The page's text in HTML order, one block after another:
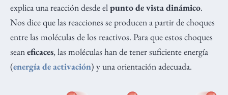
explica una reacción desde elpunto de vista dinámico.
Nos dice que las reacciones se producen a partir de choques
entre las moléculas de los reactivos. Para que estos choques
seaneficaces, las moléculas han de tener suficiente energía
(energía de activación) y una orientación adecuada.